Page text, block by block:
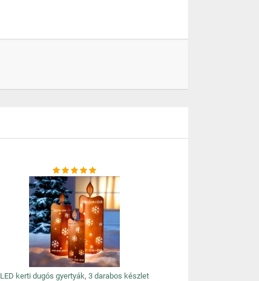
LED kerti dugós gyertyák, 3 darabos készlet